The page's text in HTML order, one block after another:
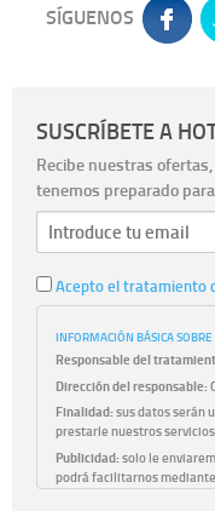
SÍGUENOS
SUSCRÍBETE A
Recibe nuestras
tenemos preparado
Acepto el tratamiento
INFORMACIÓN BÁSICA
Responsable del
Dirección del responsable:
Finalidad:sus datos serán
prestarle nuestros
Publicidad:solo le
podrá facilitarnos